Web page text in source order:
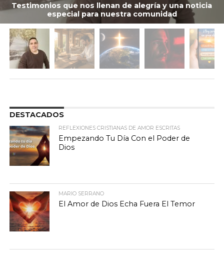
Testimonios que nos llenan de alegría y una noticia
especial para nuestra comunidad
DESTACADOS
REFLEXIONES CRISTIANAS DE AMOR ESCRITAS
Empezando Tu Día Con el Poder de
Dios
MARIO SERRANO
El Amor de Dios Echa Fuera El Temor